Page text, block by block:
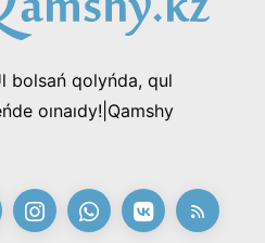
bolsań qolyńda, qul
oınaıdy!|Qamshy